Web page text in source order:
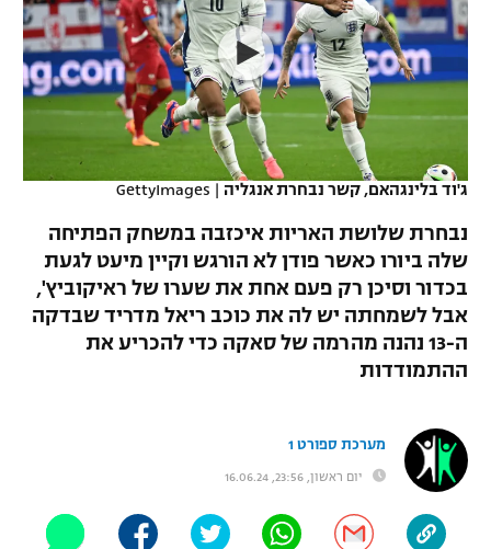
VOD
רץ ברשת
תוצאות
לוח שידורים
ברחבה
"מעל הליגה" – פודקאסט
"מחצית בשכונה" – פודקאסט
נבחרת ישראל
מכבי חיפה
בית"ר ירושלים
מכבי תל אביב
הפועל תל אביב
הפועל חיפה
הפועל באר שבע
בני יהודה
ליגה ספרדית
ליגה איטלקית
ליגה צרפתית
ליגה טורקית
ליגה סינית
ליגה ברזילאית
כדורסל נשים
מכבי תל אביב
הפועל חולון
הפועל ירושלים
דני אבדיה
יורוליג
טניס
כדוריד
כדורעף
ג'ודו
אגרוף
ספורט אולימפי
UFC
היאבקות WWE
אופניים
ג'וד בלינגהאם, קשר נבחרת אנגליה |
GettyImages
נבחרת שלושת האריות איכזבה במשחק הפתיחה
שלה ביורו כאשר פודן לא הורגש וקיין מיעט לגעת
בכדור וסיכן רק פעם אחת את שערו של ראיקוביץ',
אבל לשמחתה יש לה את כוכב ריאל מדריד שבדקה
ה-13 נהנה מהרמה של סאקה כדי להכריע את
ההתמודדות
מערכת ספורט 1
יום ראשון, 23:56, 16.06.24